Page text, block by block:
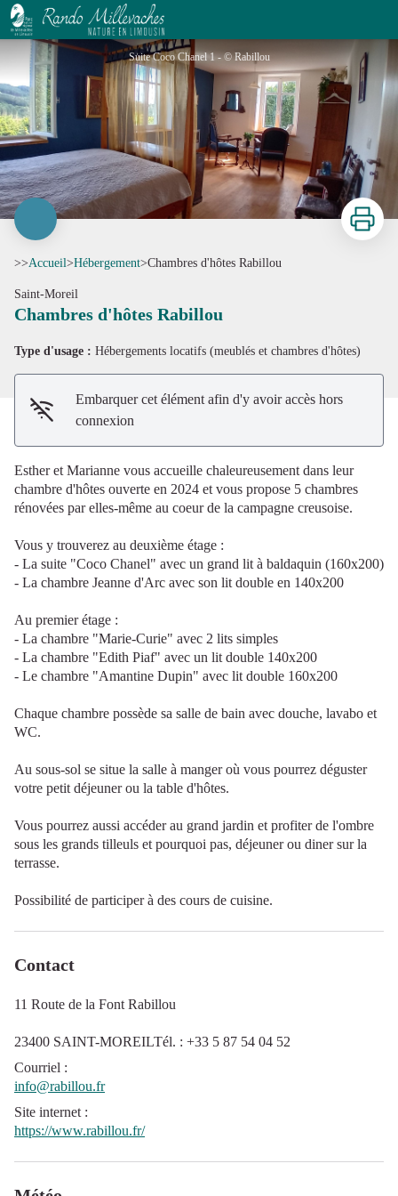
Chambres d'hôtes Rabillou
Suite Coco Chanel 1 - © Rabillou
Voir l'image en plein écran
Imprimer
>>Accueil>Hébergement>Chambres d'hôtes Rabillou
Saint-Moreil
Chambres d'hôtes Rabillou
Type d'usage : Hébergements locatifs (meublés et chambres d'hôtes)
Embarquer cet élément afin d'y avoir accès hors
connexion
Esther et Marianne vous accueille chaleureusement dans leur
chambre d'hôtes ouverte en 2024 et vous propose 5 chambres
rénovées par elles-même au coeur de la campagne creusoise.
Vous y trouverez au deuxième étage :
- La suite "Coco Chanel" avec un grand lit à baldaquin (160x200)
- La chambre Jeanne d'Arc avec son lit double en 140x200
Au premier étage :
- La chambre "Marie-Curie" avec 2 lits simples
- La chambre "Edith Piaf" avec un lit double 140x200
- Le chambre "Amantine Dupin" avec lit double 160x200
Chaque chambre possède sa salle de bain avec douche, lavabo et
WC.
Au sous-sol se situe la salle à manger où vous pourrez déguster
votre petit déjeuner ou la table d'hôtes.
Vous pourrez aussi accéder au grand jardin et profiter de l'ombre
sous les grands tilleuls et pourquoi pas, déjeuner ou diner sur la
terrasse.
Possibilité de participer à des cours de cuisine.
Contact
11 Route de la Font Rabillou
23400 SAINT-MOREILTél. : +33 5 87 54 04 52
Courriel :
info@rabillou.fr
Site internet :
https://www.rabillou.fr/